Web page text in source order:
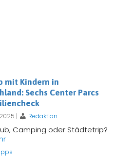
mit Kindern in
Sechs Center Parcs
| Redaktion
Camping oder Städtetrip?